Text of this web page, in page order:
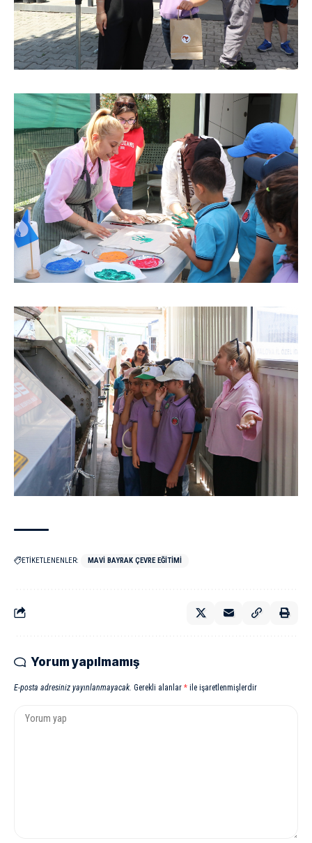
ETİKETLENENLER: MAVI BAYRAK ÇEVRE EĞITIMI
Yorum yapılmamış
E-posta adresiniz yayınlanmayacak. Gerekli alanlar * ile işaretlenmişlerdir